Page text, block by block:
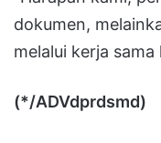
dokumen,
melalui kerja
(*/ADVdprdsmd)